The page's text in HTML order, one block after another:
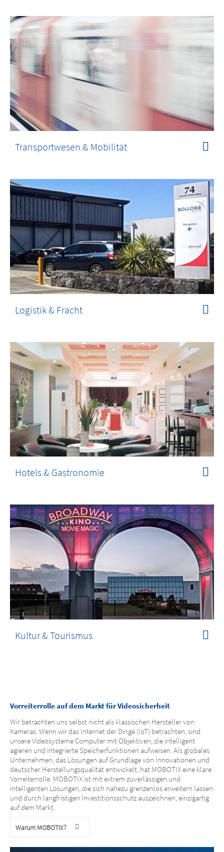
Transportwesen & Mobilität
Logistik & Fracht
Hotels & Gastronomie
Kultur & Tourismus
Vorreiterrolle auf dem Markt für Videosicherheit
Wir betrachten uns selbst nicht als klassischen Hersteller von
Kameras. Wenn wir das Internet der Dinge (IoT) betrachten, sind
unsere Videosysteme Computer mit Objektiven, die intelligent
agieren und integrierte Speicherfunktionen aufweisen. Als globales
Unternehmen, das Lösungen auf Grundlage von Innovationen und
deutscher Herstellungsqualität entwickelt, hat MOBOTIX eine klare
Vorreiterrolle. MOBOTIX ist mit extrem zuverlässigen und
intelligenten Lösungen, die sich nahezu grenzenlos erweitern lassen
und durch langfristigen Investitionsschutz auszeichnen, einzigartig
auf dem Markt.
Warum MOBOTIX?